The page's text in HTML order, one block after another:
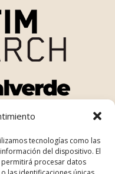
tecnologías como las
del dispositivo. El
procesar datos